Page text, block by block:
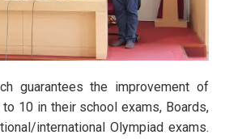
guarantees the improvement of
10 in their school exams, Boards,
international Olympiad exams.